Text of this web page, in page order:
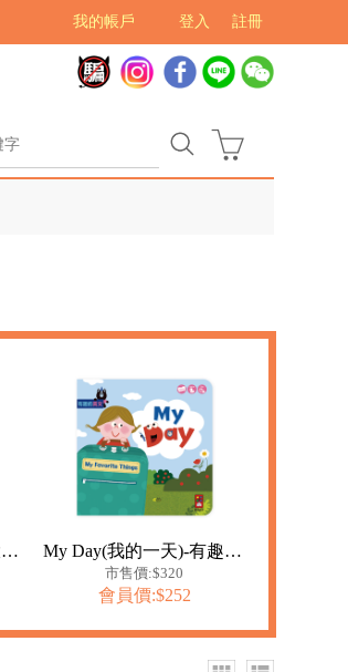
註冊
登入
我的帳戶
FOOD超人聰明認知大圖卡-美味蔬果*新版 My Day(我的一天)-有趣的英文
市售價:$320
會員價:$252